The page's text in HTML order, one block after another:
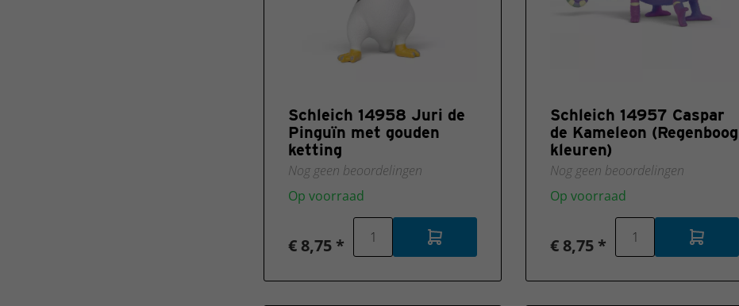
Schleich 14958 Juri de
Pinguïn met gouden
ketting
Nog geen beoordelingen
Op voorraad
€ 8,75 *
Schleich 14957 Caspar
de Kameleon (Regenboog
kleuren)
Nog geen beoordelingen
Op voorraad
€ 8,75 *